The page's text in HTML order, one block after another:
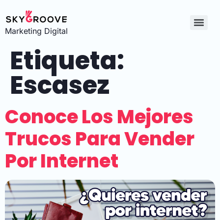
Marketing Digital
Etiqueta:
Escasez
Conoce Los Mejores
Trucos Para Vender
Por Internet